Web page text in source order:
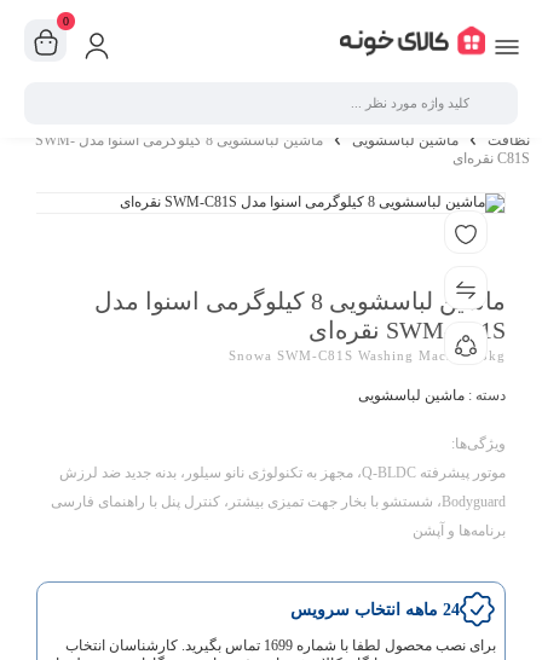
0
نظافت ماشین لباسشویی
ماشین لباسشویی 8 کیلوگرمی اسنوا مدل SWM-
C81S نقره‌ای
ماشین لباسشویی 8 کیلوگرمی اسنوا مدل
SWM-C81S نقره‌ای
Snowa SWM-C81S Washing Machine 8kg
دسته : ماشین لباسشویی
ویژگی‌ها:
موتور پیشرفته Q-BLDC، مجهز به تکنولوژی نانو سیلور، بدنه جدید ضد لرزش
Bodyguard، شستشو با بخار جهت تمیزی بیشتر، کنترل پنل با راهنمای فارسی
برنامه‌ها و آپشن
24 ماهه انتخاب سرویس
برای نصب محصول لطفا با شماره 1699 تماس بگیرید. کارشناسان انتخاب